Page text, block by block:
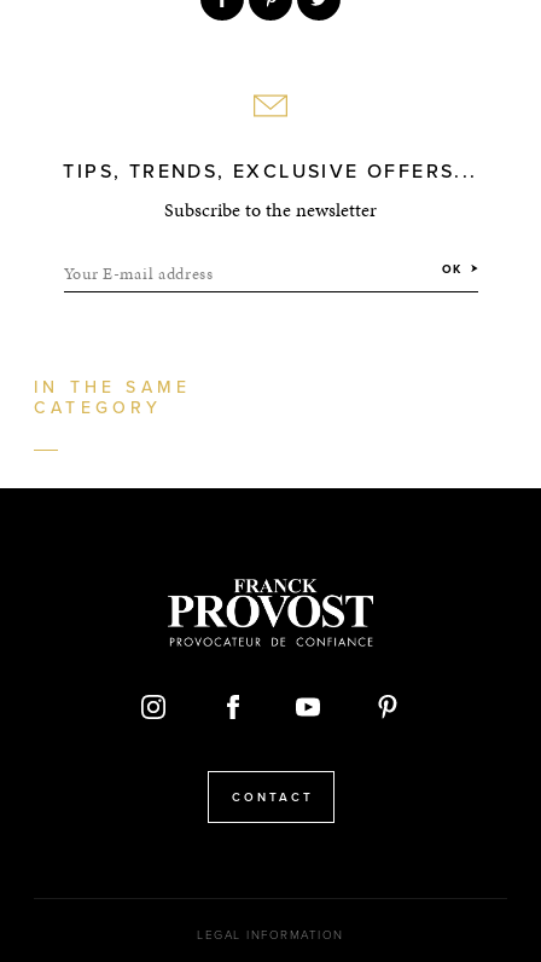
TIPS, TRENDS, EXCLUSIVE OFFERS...
Subscribe to the newsletter
Your E-mail address OK
IN THE SAME
CATEGORY
CONTACT
LEGAL INFORMATION